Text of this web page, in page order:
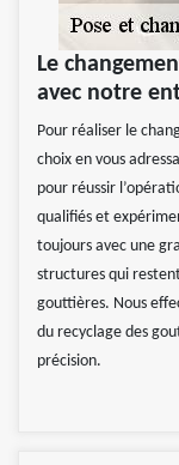
Le
avec notre
Pour réaliser le
choix en vous
pour réussir
qualifiés et
toujours avec une
structures qui
gouttières. Nous
du recyclage des
précision.